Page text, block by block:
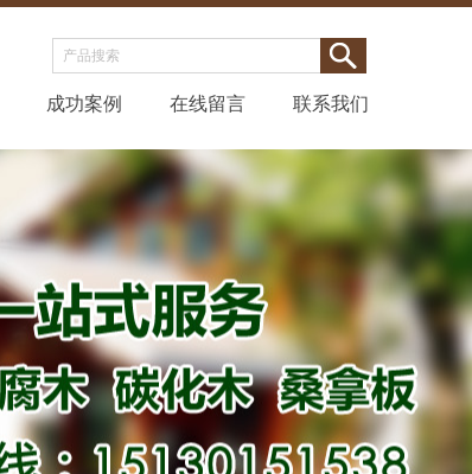
成功案例 在线留言 联系我们